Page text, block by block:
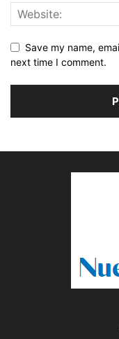
Save my name,
next time I comment.